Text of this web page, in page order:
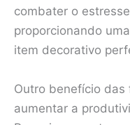
combater o
proporcionando
item decorativo
Outro benefício das
aumentar a